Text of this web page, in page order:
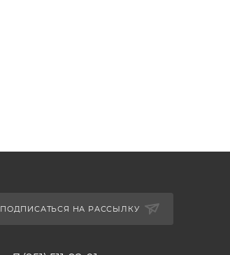
ПОДПИСАТЬСЯ НА РАССЫЛКУ